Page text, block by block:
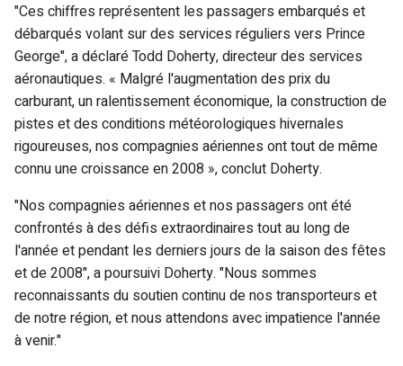
"Ces chiffres représentent les passagers embarqués et
débarqués volant sur des services réguliers vers Prince
George", a déclaré Todd Doherty, directeur des services
aéronautiques. « Malgré l'augmentation des prix du
carburant, un ralentissement économique, la construction de
pistes et des conditions météorologiques hivernales
rigoureuses, nos compagnies aériennes ont tout de même
connu une croissance en 2008 », conclut Doherty.
"Nos compagnies aériennes et nos passagers ont été
confrontés à des défis extraordinaires tout au long de
l'année et pendant les derniers jours de la saison des fêtes
et de 2008", a poursuivi Doherty. "Nous sommes
reconnaissants du soutien continu de nos transporteurs et
de notre région, et nous attendons avec impatience l'année
à venir."